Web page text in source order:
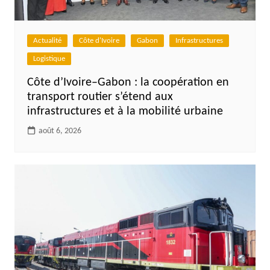
Actualité Côte d'Ivoire Gabon Infrastructures
Logistique
Côte d’Ivoire–Gabon : la coopération en
transport routier s’étend aux
infrastructures et à la mobilité urbaine
août 6, 2026